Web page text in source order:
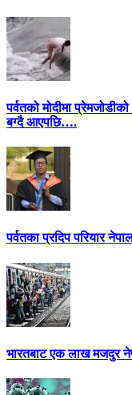
पर्वतको मोदीमा
बग्दै आएपछि….
पर्वतका प्रदिप परियार
भारतबाट एक लाख मजदुर